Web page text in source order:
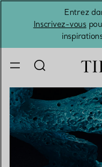
Entrez
Inscrivez-vous